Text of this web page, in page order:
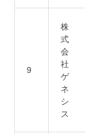
9
株
式
会
社
ゲ
ネ
シ
ス